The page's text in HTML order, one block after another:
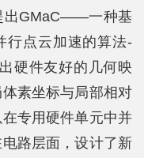
出GMaC——一种基
行点云加速的算法-
硬件友好的几何映
素坐标与局部相对
专用硬件单元中并
路层面，设计了新